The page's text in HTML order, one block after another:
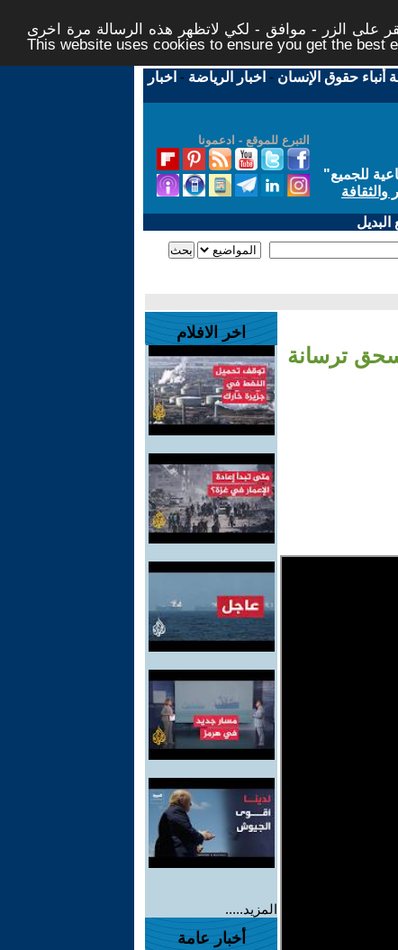
على الزر - موافق - لكي لاتظهر هذه الرسالة مرة اخرى -
This website uses cookies to ensure you get the best
أنباء حقوق الإنسان - اخبار الرياضة - اخبار
التبرع للموقع - ادعمونا
للجميع"
سحق ترسانة
اخر الافلام
المزيد.....
أخبار عامة